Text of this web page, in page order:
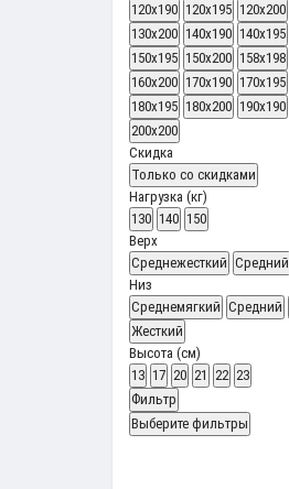
120x190 120x195 120x200
130x200 140x190 140x195
150x195 150x200 158x198
160x200 170x190 170x195
180x195 180x200 190x190
200x200
Скидка
Только со cкидками
Нагрузка (кг)
130 140 150
Верх
Среднежесткий Средний
Низ
Среднемягкий Средний
Жесткий
Высота (см)
13 17 20 21 22 23
Фильтр
Выберите фильтры